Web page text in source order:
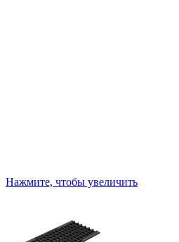
Нажмите, чтобы увеличить